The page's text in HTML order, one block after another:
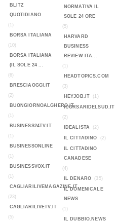
BLITZ
QUOTIDIANO
(1)
BORSA ITALIANA
(10)
BORSA ITALIANA
(IL SOLE 24 ...
(6)
BRESCIAOGGI.IT
(2)
BUONGIORNOALGHERO.IT
(1)
BUSINESS24TV.IT
(1)
BUSINESSONLINE
(1)
BUSINESSVOX.IT
(1)
CAGLIARILIVEMAGAZINE.IT
(23)
CAGLIARILIVETV.IT
(5)
NORMATIVA IL
SOLE 24 ORE
(5)
HARVARD
BUSINESS
REVIEW ITA...
(1)
HEADTOPICS.COM
(3)
HEYJOB.IT
(1)
ICORSARIDELSUD.IT
(2)
IDEALISTA
(2)
IL CITTADINO (2)
IL CITTADINO
CANADESE
(4)
IL DENARO
(35)
IL DOMENICALE
NEWS
(1)
IL DUBBIO.NEWS